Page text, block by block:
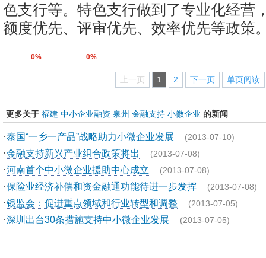
色支行等。特色支行做到了专业化经营
额度优先、评审优先、效率优先等政策
0% 0%
上一页 1 2 下一页 单页阅读
更多关于 福建 中小企业融资 泉州 金融支持 小微企业 的新闻
·泰国“一乡一产品”战略助力小微企业发展 (2013-07-10)
·金融支持新兴产业组合政策将出 (2013-07-08)
·河南首个中小微企业援助中心成立 (2013-07-08)
·保险业经济补偿和资金融通功能待进一步发挥 (2013-07-08)
·银监会：促进重点领域和行业转型和调整 (2013-07-05)
·深圳出台30条措施支持中小微企业发展 (2013-07-05)